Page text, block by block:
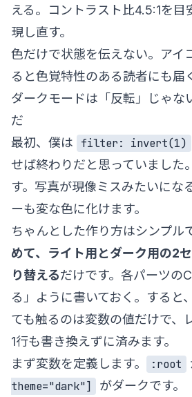
える。コントラスト比4.5:1を目
現し直す。
色だけで状態を伝えない。アイ
ると色覚特性のある読者にも届
ダークモードは「反転」じゃな
だ
最初、僕は
filter: invert(1)
せば終わりだと思っていました
す。写真が現像ミスみたいにな
ーも変な色に化けます。
ちゃんとした作り方はシンプル
めて、ライト用とダーク用の2
り替えるだけです。各パーツの
る」ように書いておく。すると
ても触るのは変数の値だけで、
1行も書き換えずに済みます。
まず変数を定義します。
:root
theme="dark"]
がダークです。